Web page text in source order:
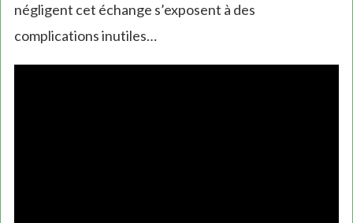
négligent cet échange s’exposent à des
complications inutiles…